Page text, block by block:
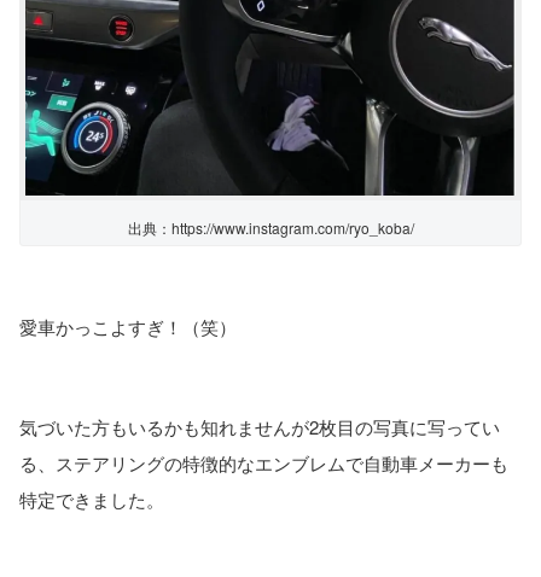
出典：https://www.instagram.com/ryo_koba/
愛車かっこよすぎ！（笑）
気づいた方もいるかも知れませんが2枚目の写真に写ってい
る、ステアリングの特徴的なエンブレムで自動車メーカーも
特定できました。